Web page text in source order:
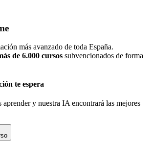
más avanzado de toda España.
de 6.000 cursos subvencionados de forma
te espera
y nuestra IA encontrará las mejores